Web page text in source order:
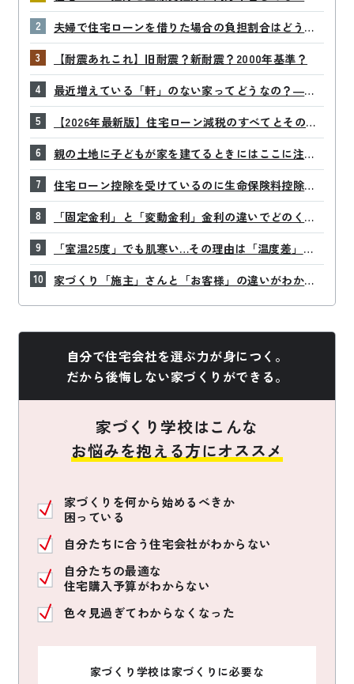
なの？
夫婦で住宅ローンを借りた場合の負担割合はどう決
める？
【耐震あれこれ】旧耐震？新耐震？2000年基準？
最近増えている「軒」のない家ってどうなの？―後
悔しないために知っておきたいポイント
【2026年最新版】住宅ローン減税のすべてとその活
用法を解説！
親の土地に子どもが家を建てるときにはここに注
意！名義変更、贈与税などチェックポイントをまと
めました
住宅ローン控除を受けているのに生命保険料控除も
申請した方がいいの？
「固定金利」と「変動金利」金利の違いでどのくら
い変わる？
「室温25度」でも肌寒い…その理由は「温度差」に
あり！？
家づくり「施主」さんと「お客様」の違いがわかり
自分で住宅会社を選ぶ力が身につく。
だから後悔しない家づくりができる。
家づくり学校はこんな
お悩みを抱える方にオススメ
家づくりを何から始めるべきか
困っている
自分たちに合う住宅会社がわからない
自分たちの最適な
住宅購入予算がわからない
色々見過ぎてわからなくなった
家づくり学校は家づくりに必要な